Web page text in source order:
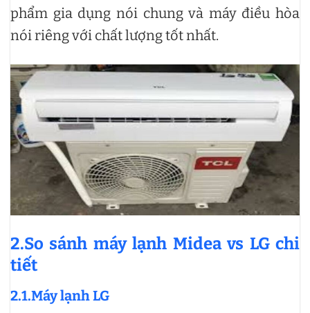
phẩm gia dụng nói chung và máy điều hòa
nói riêng với chất lượng tốt nhất.
2.So sánh máy lạnh Midea vs LG chi
tiết
2.1.Máy lạnh LG